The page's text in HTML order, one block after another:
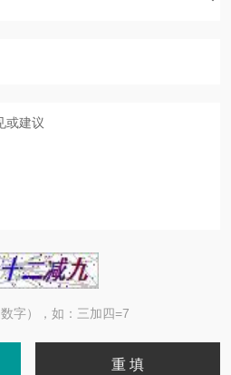
字），如：三加四=7